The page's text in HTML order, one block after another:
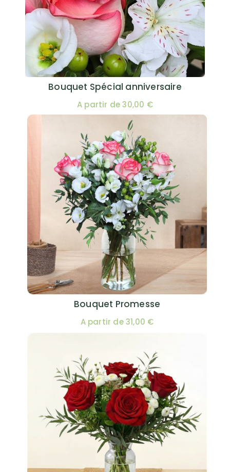
Bouquet Spécial anniversaire
A partir de 30,00 €
Bouquet Promesse
A partir de 31,00 €